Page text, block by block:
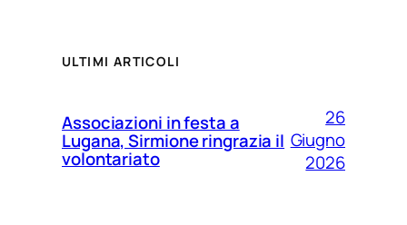
ULTIMI ARTICOLI
Associazioni in festa a
Lugana, Sirmione ringrazia il
volontariato
26
Giugno
2026